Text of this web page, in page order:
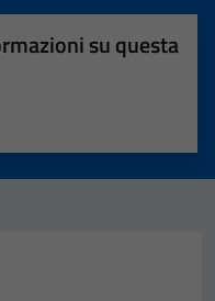
su questa